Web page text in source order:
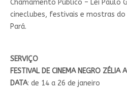
Chamamento Público – Lei Paulo
cineclubes, festivais e mostras
Pará.
SERVIÇO
FESTIVAL DE CINEMA NEGRO ZÉLIA
DATA: de 14 a 26 de janeiro